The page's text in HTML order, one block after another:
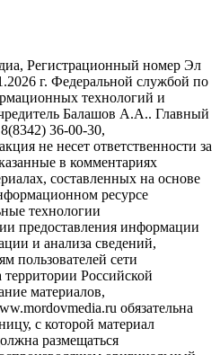
Регистрационный номер Эл
г. Федеральной службой по
технологий и
Балашов А.А.. Главный
36-00-30,
не несет ответственности за
в комментариях
составленных на основе
ресурсе
технологии
предоставления информации
и анализа сведений,
пользователей сети
Российской
материалов,
обязательна
с которой материал
размещаться